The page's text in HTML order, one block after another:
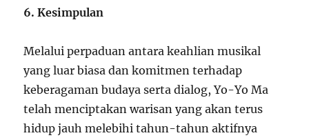
6. Kesimpulan
Melalui perpaduan antara keahlian musikal
yang luar biasa dan komitmen terhadap
keberagaman budaya serta dialog, Yo-Yo Ma
telah menciptakan warisan yang akan terus
hidup jauh melebihi tahun-tahun aktifnya